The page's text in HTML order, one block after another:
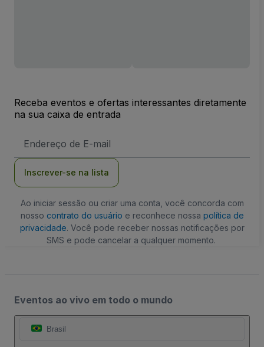
Receba eventos e ofertas interessantes diretamente
na sua caixa de entrada
de
Inscrever-se na lista
Ao iniciar sessão ou criar uma conta, você concorda com
nosso contrato do usuário e reconhece nossa política de
privacidade. Você pode receber nossas notificações por
SMS e pode cancelar a qualquer momento.
Eventos ao vivo em todo o mundo
Brasil